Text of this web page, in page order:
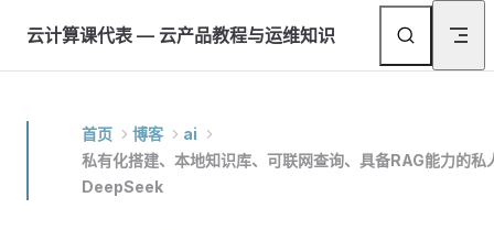
Skip to content
云计算课代表 — 云产品教程与运维知识
首页 博客
ai
私有化搭建、本地知识库、可联网查询、具备RAG能力的私
DeepSeek